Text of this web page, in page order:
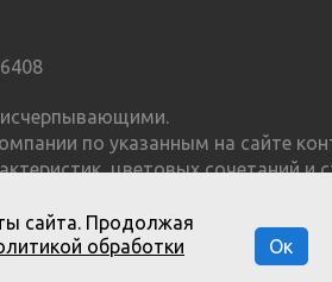
исчерпывающими.
по указанным на сайте
цветовых сочетаний и
сайта. Продолжая
обработки
Ок